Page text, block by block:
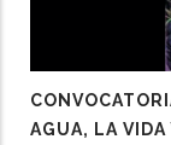
AGUA, LA